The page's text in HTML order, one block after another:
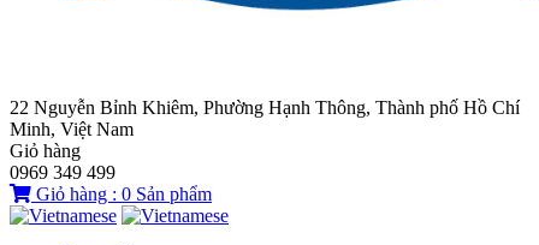
22 Nguyễn Bỉnh Khiêm, Phường Hạnh Thông, Thành phố Hồ Chí
Minh, Việt Nam
Giỏ hàng
0969 349 499
Giỏ hàng : 0 Sản phẩm